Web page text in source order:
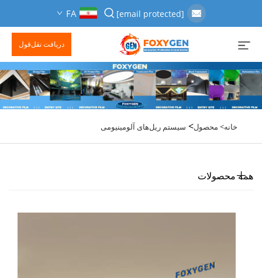
[email protected]
FA
دریافت نقل‌قول
خانه> محصول> سیستم ریل‌های آلومینیومی
همه محصولات